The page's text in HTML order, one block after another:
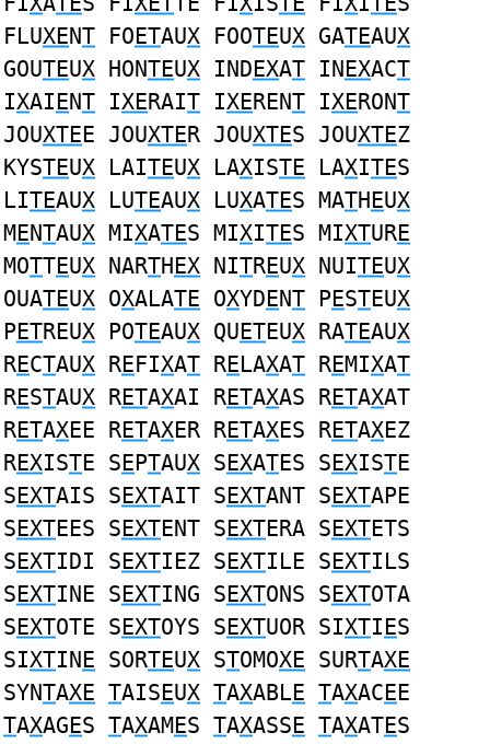
FLUXENT FOETAUX FOOTEUX GATEAUX
GOUTEUX HONTEUX INDEXAT INEXACT
IXAIENT IXERAIT IXERENT IXERONT
JOUXTEE JOUXTER JOUXTES JOUXTEZ
KYSTEUX LAITEUX LAXISTE LAXITES
LITEAUX LUTEAUX LUXATES MATHEUX
MENTAUX MIXATES MIXITES MIXTURE
MOTTEUX NARTHEX NITREUX NUITEUX
OUATEUX OXALATE OXYDENT PESTEUX
PETREUX POTEAUX QUETEUX RATEAUX
RECTAUX REFIXAT RELAXAT REMIXAT
RESTAUX RETAXAI RETAXAS RETAXAT
RETAXEE RETAXER RETAXES RETAXEZ
REXISTE SEPTAUX SEXATES SEXISTE
SEXTAIS SEXTAIT SEXTANT SEXTAPE
SEXTEES SEXTENT SEXTERA SEXTETS
SEXTIDI SEXTIEZ SEXTILE SEXTILS
SEXTINE SEXTING SEXTONS SEXTOTA
SEXTOTE SEXTOYS SEXTUOR SIXTIES
SIXTINE SORTEUX STOMOXE SURTAXE
SYNTAXE TAISEUX TAXABLE TAXACEE
TAXAGES TAXAMES TAXASSE TAXATES